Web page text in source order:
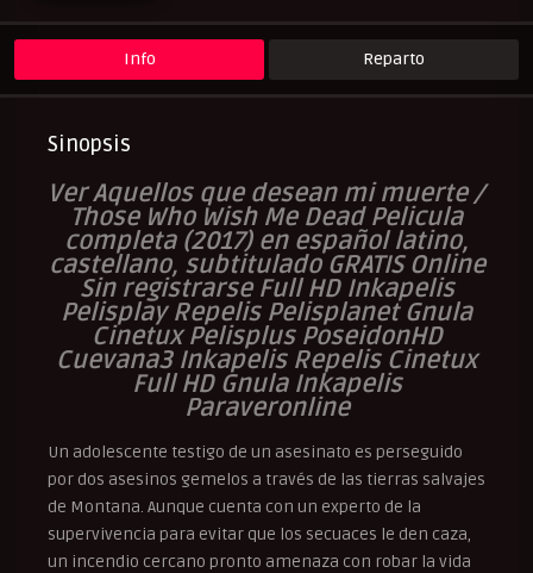
Pelisflix
Pelishouse
Pelismart
RepelisHD.TV
UltraPelisHD
Verpeliculasultra
Info Reparto
Sinopsis
Ver Aquellos que desean mi muerte /
Those Who Wish Me Dead Pelicula
completa (2017) en español latino,
castellano, subtitulado GRATIS Online
Sin registrarse Full HD Inkapelis
Pelisplay Repelis Pelisplanet Gnula
Cinetux Pelisplus PoseidonHD
Cuevana3 Inkapelis Repelis Cinetux
Full HD Gnula Inkapelis
Paraveronline
Un adolescente testigo de un asesinato es perseguido
por dos asesinos gemelos a través de las tierras salvajes
de Montana. Aunque cuenta con un experto de la
supervivencia para evitar que los secuaces le den caza,
un incendio cercano pronto amenaza con robar la vida